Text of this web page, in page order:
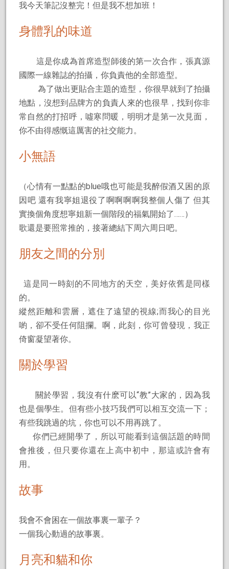
我今天筆記沒整完！但是我不想加班！
身體乳的味道
這是你成為首席造型師後的第一次合作，張真源
國際一線雜誌的拍攝，你負責他的全部造型。
為了做出更貼合主題的造型，你很早就到了拍攝
地點，沒想到品牌方的負責人來的也很早，找到你非
常自然的打招呼，噓寒問暖，明明才是第一次見面，
你不由得感慨這厲害的社交能力。
小無語
（心情有一點點的blue哦也可能是我醉假酒又困的原
因吧 還有我寧姐退役了啊啊啊啊我整個人傷了 但其
實換個角度想寧姐新一個階段的福氣開始了……）
歌還是要照常推的，接著總結下周六周日吧。
朋友之間的分別
這是同一時刻的不同地方的天空，美好依舊是同樣
的。
縱然距離和雲層，遮住了遠望的視線;而我心的目光
喲，卻不受任何阻攔。啊，此刻，你可曾發現，我正
倚窗凝望著你。
關於學習
關於學習，我沒有什麽可以“教”大家的，因為我
也是個學生。但有些小技巧我們可以相互交流一下；
有些我跳過的坑，你也可以不用再跳了。
你們已經開學了，所以可能看到這個話題的時間
會推後，但只要你還在上高中初中，那這或許會有
用。
故事
我會不會困在一個故事裏一輩子？
一個我心動過的故事裏。
月亮和貓和你